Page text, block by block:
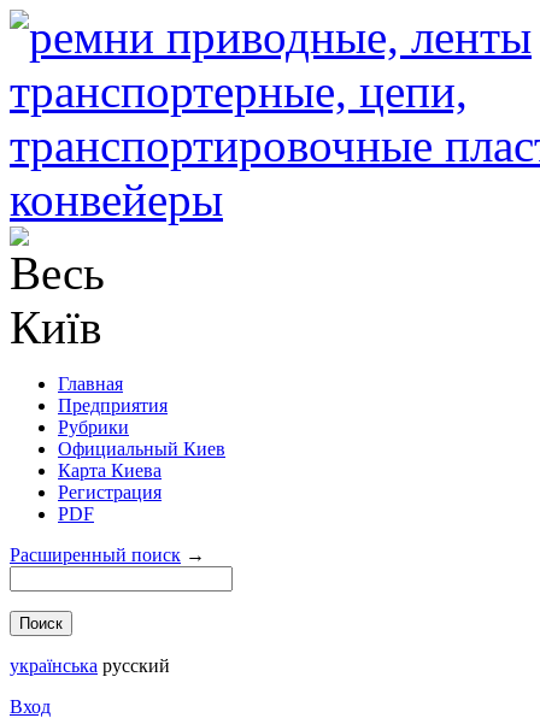
Главная
Предприятия
Рубрики
Официальный Киев
Карта Киева
Регистрация
PDF
Расширенный поиск →
українська русский
Вход